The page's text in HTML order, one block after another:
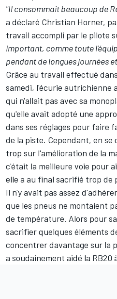
"Il consommait beaucoup de
a déclaré Christian Horner,
travail accompli par le pilote
important, comme toute
pendant de longues journées
Grâce au travail effectué
samedi, l'écurie autrichienne
qui n'allait pas avec sa
qu'elle avait adopté une
dans ses réglages pour faire
de la piste. Cependant, en
trop sur l'amélioration de la
c'était la meilleure voie pour
elle a au final sacrifié trop de
Il n'y avait pas assez
que les pneus ne montaient
de température. Alors pour
sacrifier quelques éléments
concentrer davantage sur la
a soudainement aidé la RB20